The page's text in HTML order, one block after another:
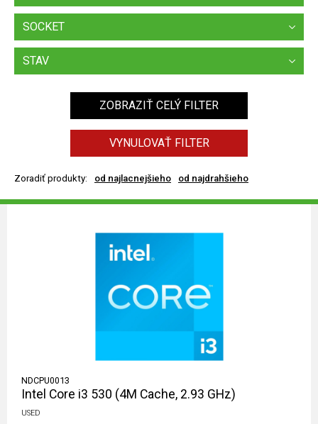
SOCKET
STAV
ZOBRAZIŤ CELÝ FILTER
VYNULOVAŤ FILTER
Zoradiť produkty: od najlacnejšieho od najdrahšieho
NDCPU0013
Intel Core i3 530 (4M Cache, 2.93 GHz)
USED